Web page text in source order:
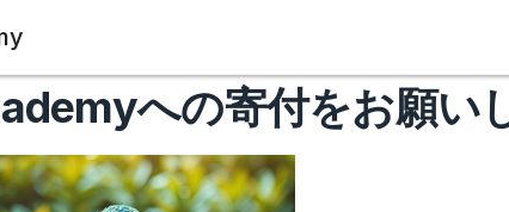
への寄付をお願い